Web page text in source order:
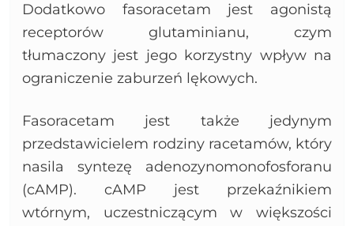
Dodatkowo fasoracetam jest agonistą
receptorów glutaminianu, czym
tłumaczony jest jego korzystny wpływ na
ograniczenie zaburzeń lękowych.
Fasoracetam jest także jedynym
przedstawicielem rodziny racetamów, który
nasila syntezę adenozynomonofosforanu
(cAMP). cAMP jest przekaźnikiem
wtórnym, uczestniczącym w większości